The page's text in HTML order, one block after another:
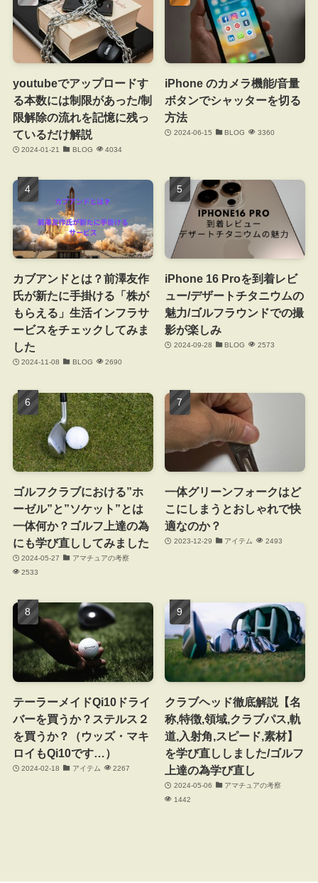
youtubeでアップロードす
る本数には制限があった/制
限解除の流れを記憶に残っ
ているだけ解説
2024-01-21 BLOG 4034
iPhone のカメラ機能/音量
ボタンでシャッターを切る
方法
2024-06-15 BLOG 3360
カブアンドとは？前澤友作
氏が新たに手掛ける「株が
もらえる」生活インフラサ
ービスをチェックしてみま
した
2024-11-08 BLOG 2690
iPhone 16 Proを到着レビ
ュー/デザートチタニウムの
魅力/ゴルフラウンドでの撮
影が楽しみ
2024-09-28 BLOG 2573
ゴルフクラブにおける”ホ
ーゼル”と”ソケット”とは
一体何か？ゴルフ上達の為
にも学び直ししてみました
2024-05-27
アマチュアの考察
2533
一体グリーンフォークはど
こにしまうとおしゃれで快
適なのか？
2023-12-29 アイテム 2493
テーラーメイドQi10ドライ
バーを買うか？ステルス２
を買うか？（ウッズ・マキ
ロイもQi10です…）
2024-02-18 アイテム 2267
クラブヘッド徹底解説【名
称,特徴,領域,クラブパス,軌
道,入射角,スピード,素材】
を学び直ししました/ゴルフ
上達の為学び直し
2024-05-06
アマチュアの考察
1442